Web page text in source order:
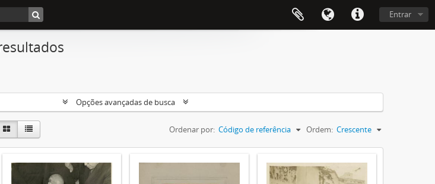
Entrar
Opções avançadas de busca
Ordenar por: Código de referência Ordem: Crescente